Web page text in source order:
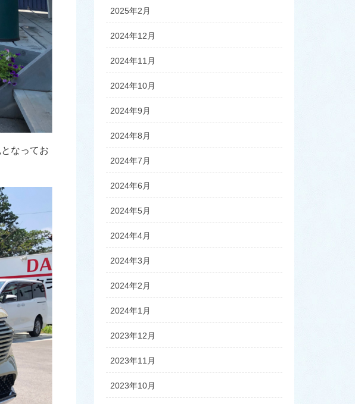
なってお
2025年2月
2024年12月
2024年11月
2024年10月
2024年9月
2024年8月
2024年7月
2024年6月
2024年5月
2024年4月
2024年3月
2024年2月
2024年1月
2023年12月
2023年11月
2023年10月